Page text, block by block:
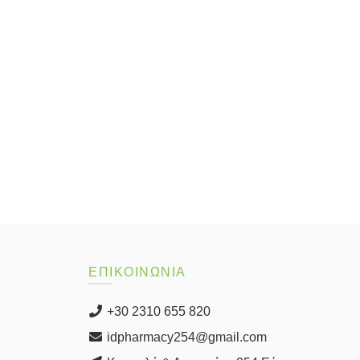
ΕΠΙΚΟΙΝΩΝΙΑ
+30 2310 655 820
idpharmacy254@gmail.com